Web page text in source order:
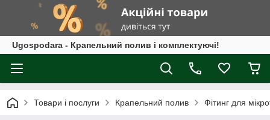
Ugospodara - Крапельний полив і комплектуючі!
Товари і послуги Крапельний полив Фітинг для